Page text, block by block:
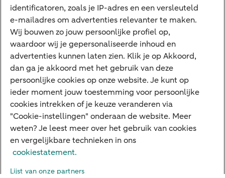
E.dentifier
Deposito
Uw situatie
Maatwerk in beleggen
Vermogensoverdracht
Ondernemen en overdracht
Bijdragen betere wereld
Over ABN AMRO
Toegankelijkheid
identificatoren, zoals je IP-adres en een versleuteld
e-mailadres om advertenties relevanter te maken.
Wij bouwen zo jouw persoonlijke profiel op,
waardoor wij je gepersonaliseerde inhoud en
advertenties kunnen laten zien. Klik je op Akkoord,
dan ga je akkoord met het gebruik van deze
persoonlijke cookies op onze website. Je kunt op
ieder moment jouw toestemming voor persoonlijke
cookies intrekken of je keuze veranderen via
"Cookie-instellingen" onderaan de website. Meer
weten? Je leest meer over het gebruik van cookies
en vergelijkbare technieken in ons
cookiestatement.
Lijst van onze partners